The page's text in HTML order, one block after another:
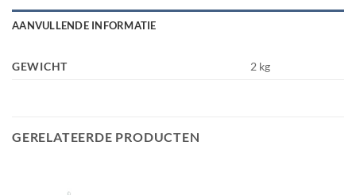
AANVULLENDE INFORMATIE
GEWICHT 2 kg
GERELATEERDE PRODUCTEN